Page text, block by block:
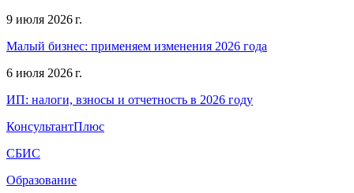
9 июля 2026 г.
Малый бизнес: применяем изменения 2026 года
6 июля 2026 г.
ИП: налоги, взносы и отчетность в 2026 году
КонсультантПлюс
СБИС
Образование